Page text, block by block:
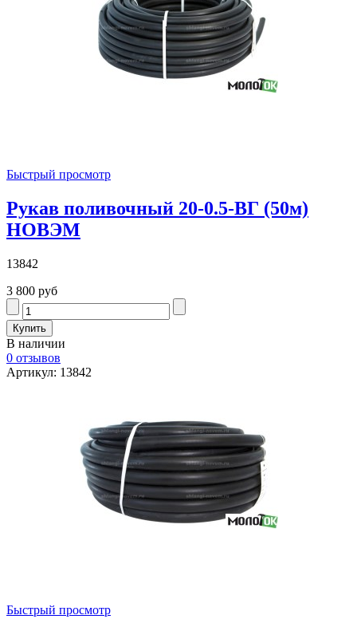
Быстрый просмотр
Рукав поливочный 20-0.5-ВГ (50м)
НОВЭМ
13842
3 800 руб
В наличии
0 отзывов
Артикул: 13842
Быстрый просмотр